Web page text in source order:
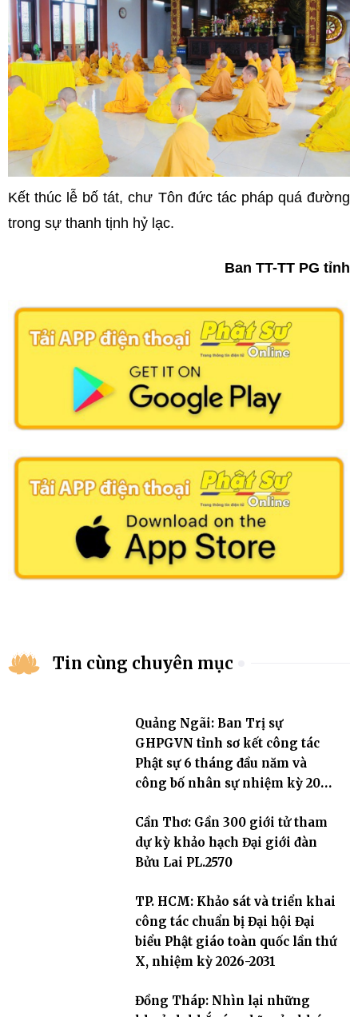
Kết thúc lễ bố tát, chư Tôn đức tác pháp quá đường
trong sự thanh tịnh hỷ lạc.
Ban TT-TT PG tỉnh
Tin cùng chuyên mục
Quảng Ngãi: Ban Trị sự
GHPGVN tỉnh sơ kết công tác
Phật sự 6 tháng đầu năm và
công bố nhân sự nhiệm kỳ 2026
Cần Thơ: Gần 300 giới tử tham
dự kỳ khảo hạch Đại giới đàn
Bửu Lai PL.2570
TP. HCM: Khảo sát và triển khai
công tác chuẩn bị Đại hội Đại
biểu Phật giáo toàn quốc lần thứ
X, nhiệm kỳ 2026-2031
Đồng Tháp: Nhìn lại những